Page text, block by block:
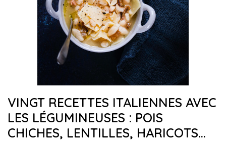
VINGT RECETTES ITALIENNES AVEC
LES LÉGUMINEUSES : POIS
CHICHES, LENTILLES, HARICOTS…